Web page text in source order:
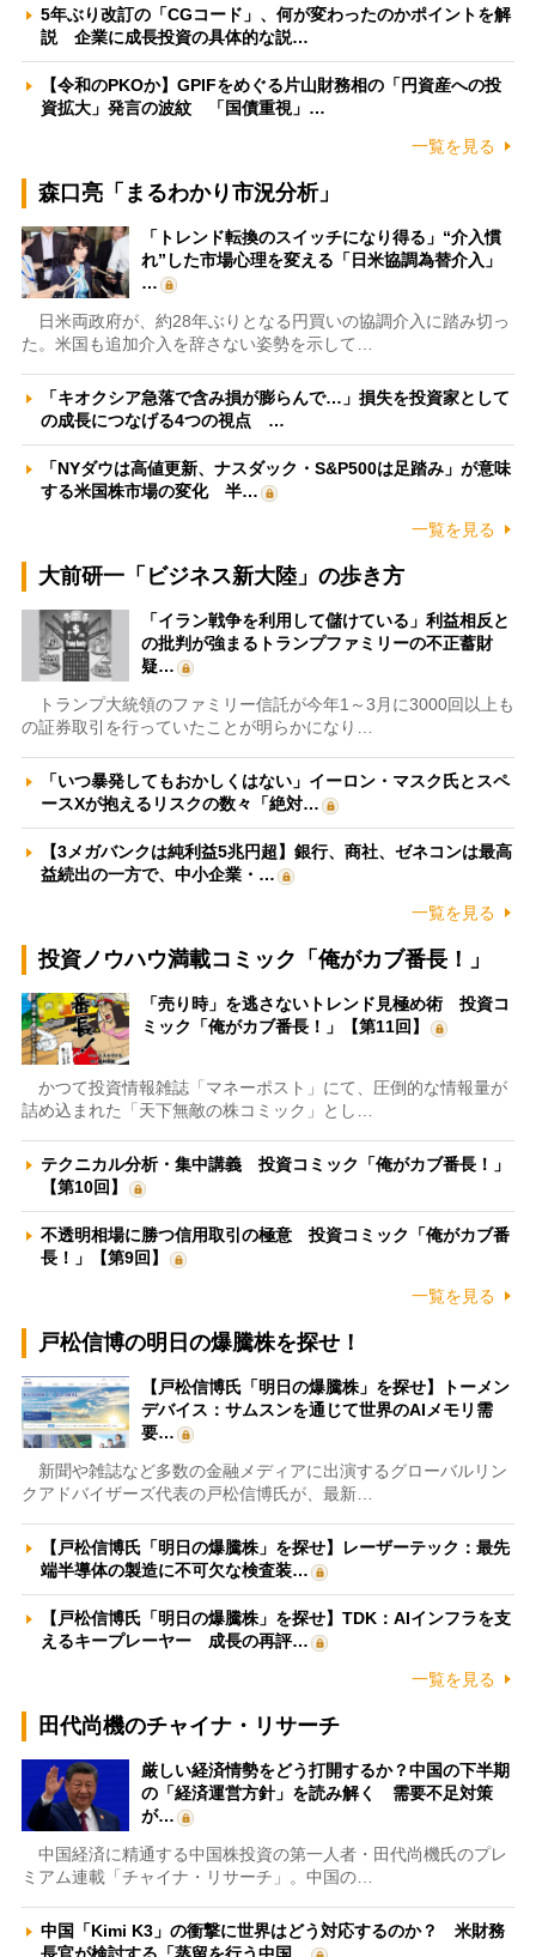
5年ぶり改訂の「CGコード」、何が変わったのかポイントを解
説 企業に成長投資の具体的な説…
【令和のPKOか】GPIFをめぐる片山財務相の「円資産への投
資拡大」発言の波紋 「国債重視」…
一覧を見る
森口亮「まるわかり市況分析」
「トレンド転換のスイッチになり得る」“介入慣
れ”した市場心理を変える「日米協調為替介入」
…
日米両政府が、約28年ぶりとなる円買いの協調介入に踏み切っ
た。米国も追加介入を辞さない姿勢を示して…
「キオクシア急落で含み損が膨らんで…」損失を投資家として
の成長につなげる4つの視点 …
「NYダウは高値更新、ナスダック・S&P500は足踏み」が意味
する米国株市場の変化 半…
一覧を見る
大前研一「ビジネス新大陸」の歩き方
「イラン戦争を利用して儲けている」利益相反と
の批判が強まるトランプファミリーの不正蓄財
疑…
トランプ大統領のファミリー信託が今年1～3月に3000回以上も
の証券取引を行っていたことが明らかになり…
「いつ暴発してもおかしくはない」イーロン・マスク氏とスペ
ースXが抱えるリスクの数々「絶対…
【3メガバンクは純利益5兆円超】銀行、商社、ゼネコンは最高
益続出の一方で、中小企業・…
一覧を見る
投資ノウハウ満載コミック「俺がカブ番長！」
「売り時」を逃さないトレンド見極め術 投資コ
ミック「俺がカブ番長！」【第11回】
かつて投資情報雑誌「マネーポスト」にて、圧倒的な情報量が
詰め込まれた「天下無敵の株コミック」とし…
テクニカル分析・集中講義 投資コミック「俺がカブ番長！」
【第10回】
不透明相場に勝つ信用取引の極意 投資コミック「俺がカブ番
長！」【第9回】
一覧を見る
戸松信博の明日の爆騰株を探せ！
【戸松信博氏「明日の爆騰株」を探せ】トーメン
デバイス：サムスンを通じて世界のAIメモリ需
要…
新聞や雑誌など多数の金融メディアに出演するグローバルリン
クアドバイザーズ代表の戸松信博氏が、最新…
【戸松信博氏「明日の爆騰株」を探せ】レーザーテック：最先
端半導体の製造に不可欠な検査装…
【戸松信博氏「明日の爆騰株」を探せ】TDK：AIインフラを支
えるキープレーヤー 成長の再評…
一覧を見る
田代尚機のチャイナ・リサーチ
厳しい経済情勢をどう打開するか？中国の下半期
の「経済運営方針」を読み解く 需要不足対策
が…
中国経済に精通する中国株投資の第一人者・田代尚機氏のプレ
ミアム連載「チャイナ・リサーチ」。中国の…
中国「Kimi K3」の衝撃に世界はどう対応するのか？ 米財務